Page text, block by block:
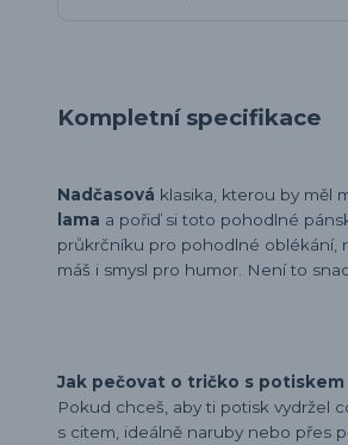
Kompletní specifikace
Nadčasová klasika, kterou by měl
lama a pořiď si toto pohodlné
průkrčníku pro pohodlné oblékání,
máš i smysl pro humor. Není to
Jak pečovat o tričko s potiskem
Pokud chceš, aby ti potisk vydržel
s citem, ideálně naruby nebo přes